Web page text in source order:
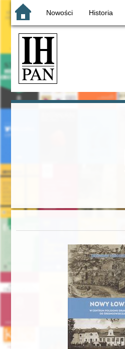
Nowości Historia